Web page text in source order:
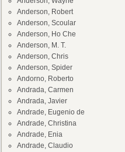
Anderson, Robert
Anderson, Scoular
Anderson, Ho Che
Anderson, M. T.
Anderson, Chris
Anderson, Spider
Andorno, Roberto
Andrada, Carmen
Andrada, Javier
Andrade, Eugenio de
Andrade, Christina
Andrade, Enia
Andrade, Claudio